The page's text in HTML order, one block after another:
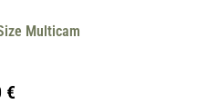
Multicam
€